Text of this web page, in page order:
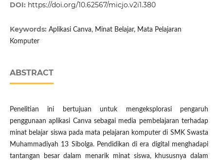
DOI: https://doi.org/10.62567/micjo.v2i1.380
Keywords: Aplikasi Canva, Minat Belajar, Mata Pelajaran
Komputer
ABSTRACT
Penelitian ini bertujuan untuk mengeksplorasi pengaruh
penggunaan aplikasi Canva sebagai media pembelajaran terhadap
minat belajar siswa pada mata pelajaran komputer di SMK Swasta
Muhammadiyah 13 Sibolga. Pendidikan di era digital menghadapi
tantangan besar dalam menarik minat siswa, khususnya dalam